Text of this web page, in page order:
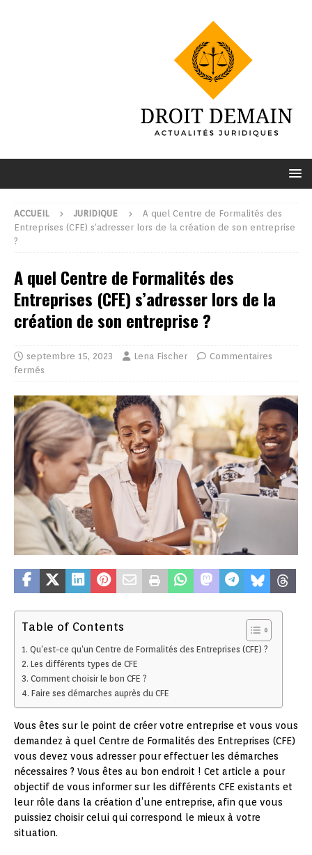
ACCUEIL JURIDIQUE
A quel Centre de Formalités des
Entreprises (CFE) s’adresser lors de la création de son entreprise
?
A quel Centre de Formalités des
Entreprises (CFE) s’adresser lors de la
création de son entreprise ?
septembre 15, 2023 Lena Fischer
Commentaires
fermés
Table of Contents
Qu’est-ce qu’un Centre de Formalités des Entreprises (CFE) ?
Les différents types de CFE
Comment choisir le bon CFE ?
Faire ses démarches auprès du CFE
Vous êtes sur le point de créer votre entreprise et vous vous
demandez à quel Centre de Formalités des Entreprises (CFE)
vous devez vous adresser pour effectuer les démarches
nécessaires ? Vous êtes au bon endroit ! Cet article a pour
objectif de vous informer sur les différents CFE existants et
leur rôle dans la création d’une entreprise, afin que vous
puissiez choisir celui qui correspond le mieux à votre
situation.